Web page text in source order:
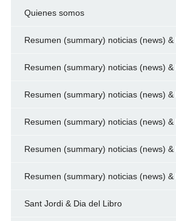
Quienes somos
Resumen (summary) noticias (news) &
Resumen (summary) noticias (news) &
Resumen (summary) noticias (news)
Resumen (summary) noticias (news)
Resumen (summary) noticias (news) &
Resumen (summary) noticias (news) &
Sant Jordi & Dia del Libro